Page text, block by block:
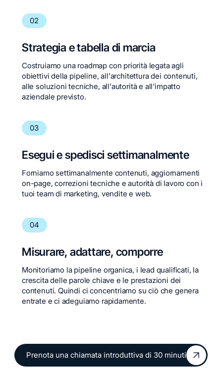
02
Strategia e tabella di marcia
Costruiamo una roadmap con priorità legata agli
obiettivi della pipeline, all'architettura dei contenuti,
alle soluzioni tecniche, all'autorità e all'impatto
aziendale previsto.
03
Esegui e spedisci settimanalmente
Forniamo settimanalmente contenuti, aggiornamenti
on-page, correzioni tecniche e autorità di lavoro con i
tuoi team di marketing, vendite e web.
04
Misurare, adattare, comporre
Monitoriamo la pipeline organica, i lead qualificati, la
crescita delle parole chiave e le prestazioni dei
contenuti. Quindi ci concentriamo su ciò che genera
entrate e ci adeguiamo rapidamente.
Prenota una chiamata introduttiva di 30 minuti
Prenota una chiamata introduttiva di 30 minuti